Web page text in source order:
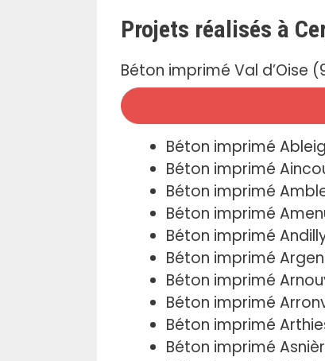
Projets réalisés à
Béton imprimé Val d’Oise
Béton imprimé
Béton imprimé
Béton imprimé
Béton imprimé
Béton imprimé
Béton imprimé
Béton imprimé
Béton imprimé
Béton imprimé
Béton imprimé